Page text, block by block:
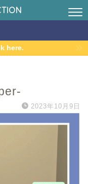
here.
2023年10月9日